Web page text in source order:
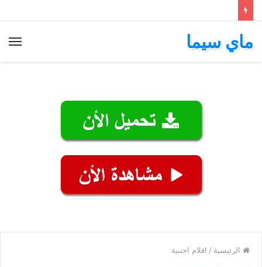
ماي سيما
الرئيسية / افلام اجنبية